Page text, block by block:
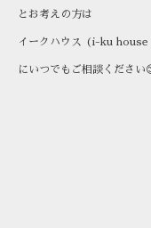
とお考えの方は
イークハウス (i-ku house
にいつでもご相談ください